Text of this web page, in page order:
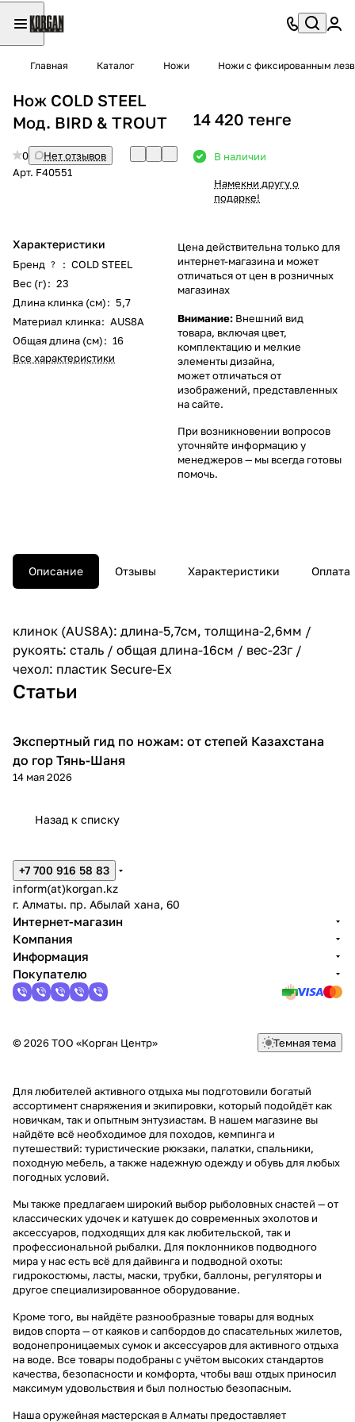
Главная Каталог Ножи Ножи с фиксированным
Нож COLD STEEL
Мод. BIRD & TROUT
0
Нет отзывов
Арт. F40551
Характеристики
Бренд ? : COLD STEEL
Вес (г): 23
Длина клинка (см): 5,7
Материал клинка: AUS8A
Общая длина (см): 16
Все характеристики
14 420 тенге
В наличии
Намекни другу о
подарке!
Цена действительна только для
интернет-магазина и может
отличаться от цен в розничных
магазинах
Внимание: Внешний вид
товара, включая цвет,
комплектацию и мелкие
элементы дизайна,
может отличаться от
изображений, представленных
на сайте.
При возникновении вопросов
уточняйте информацию у
менеджеров— мы всегда готовы
помочь.
Описание Отзывы Характеристики Оплата
клинок (AUS8A): длина-5,7см, толщина-2,6мм /
рукоять: сталь / общая длина-16см / вес-23г /
чехол: пластик Secure-Ex
Статьи
Обзоры товаров
Экспертный гид по ножам: от степей Казахстана
до гор Тянь-Шаня
14 мая 2026
Назад к списку
+7 700 916 58 83
inform(at)korgan.kz
г. Алматы. пр. Абылай хана, 60
Интернет-магазин
Компания
Информация
Покупателю
© 2026 ТОО «Корган Центр» Темная тема
Для любителей активного отдыха мы подготовили богатый
ассортимент снаряжения и экипировки, который подойдёт как
новичкам, так и опытным энтузиастам. В нашем магазине вы
найдёте всё необходимое для походов, кемпинга и
путешествий: туристические рюкзаки, палатки, спальники,
походную мебель, а также надежную одежду и обувь для любых
погодных условий.
Мы также предлагаем широкий выбор рыболовных снастей — от
классических удочек и катушек до современных эхолотов и
аксессуаров, подходящих для как любительской, так и
профессиональной рыбалки. Для поклонников подводного
мира у нас есть всё для дайвинга и подводной охоты:
гидрокостюмы, ласты, маски, трубки, баллоны, регуляторы и
другое специализированное оборудование.
Кроме того, вы найдёте разнообразные товары для водных
видов спорта — от каяков и сапбордов до спасательных жилетов,
водонепроницаемых сумок и аксессуаров для активного отдыха
на воде. Все товары подобраны с учётом высоких стандартов
качества, безопасности и комфорта, чтобы ваш отдых приносил
максимум удовольствия и был полностью безопасным.
Наша оружейная мастерская в Алматы предоставляет